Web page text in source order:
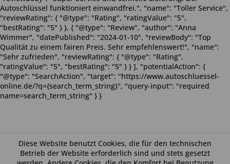
Diese Website benutzt Cookies, die für den technischen
Betrieb der Website erforderlich sind und stets gesetzt
Autoschlüssel funktioniert einwandfrei.", "name": "Toller Service",
"reviewRating": { "@type": "Rating", "ratingValue": "5",
"bestRating": "5" } }, { "@type": "Review", "author": "Anna
Wimmer", "datePublished": "2024-01-10", "reviewBody": "Top
Qualität zu einem fairen Preis. Sehr empfehlenswert!", "name":
"Sehr zufrieden", "reviewRating": { "@type": "Rating",
"ratingValue": "5", "bestRating": "5" } } ], "potentialAction": {
"@type": "SearchAction", "target": "https://www.autoschluessel-
online.de/?q={search_term_string}", "query-input": "required
name=search_term_string" } }